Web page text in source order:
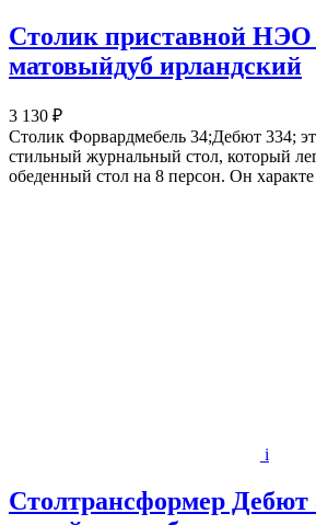
Столик приставной
матовыйдуб ирландский
3 130 ₽
Столик Форвардмебель 34;Дебют 334;
стильный журнальный стол, который
обеденный стол на 8 персон. Он характе
i
Столтрансформер Дебют